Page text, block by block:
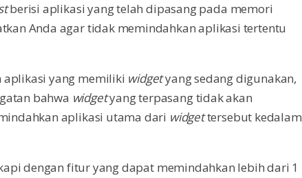
berisi aplikasi yang telah dipasang pada memori
Anda agar tidak memindahkan aplikasi tertentu
aplikasi yang memiliki widgetyang sedang digunakan,
bahwa widgetyang terpasang tidak akan
aplikasi utama dari widgettersebut kedalam
dengan fitur yang dapat memindahkan lebih dari 1